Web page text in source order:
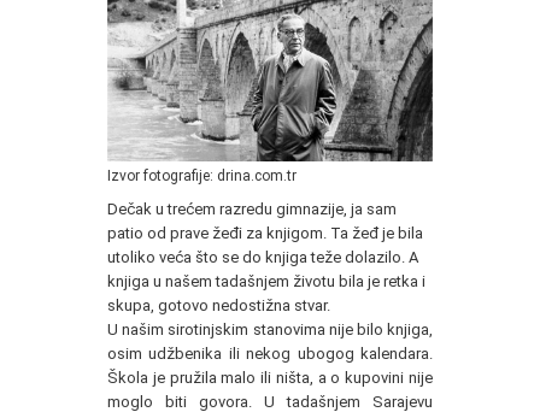
Izvor fotografije: drina.com.tr
Dečak u trećem razredu gimnazije, ja sam
patio od prave žeđi za knjigom. Ta žeđ je bila
utoliko veća što se do knjiga teže dolazilo. A
knjiga u našem tadašnjem životu bila je retka i
skupa, gotovo nedostižna stvar.
U našim sirotinjskim stanovima nije bilo knjiga,
osim udžbenika ili nekog ubogog kalendara.
Škola je pružila malo ili ništa, a o kupovini nije
moglo biti govora. U tadašnjem Sarajevu